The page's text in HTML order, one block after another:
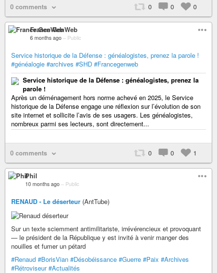
0 comments 0 0 0
France GenWeb
6 months ago – Public
Service historique de la Défense : généalogistes, prenez la parole !
#généalogie #archives #SHD #Francegenweb
Service historique de la Défense : généalogistes, prenez la
parole !
Après un déménagement hors norme achevé en 2025, le Service
historique de la Défense engage une réflexion sur l’évolution de son
site internet et sollicite l’avis de ses usagers. Les généalogistes,
nombreux parmi ses lecteurs, sont directement...
0 comments 0 0 1
Phil
10 months ago – Public
RENAUD - Le déserteur (AntTube)
Sur un texte sciemment antimilitariste, irrévérencieux et provoquant
— le président de la République y est invité à venir manger des
nouilles et fumer un pétard
#Renaud #BorisVian #Désobéissance #Guerre #Paix #Archives
#Rétroviseur #Actualités